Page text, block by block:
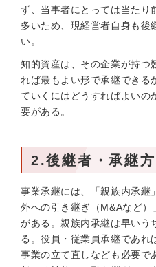
ず、当事者にとっては当たり
多いため、現経営者自身も後
い。
知的資産は、その企業が持つ
れば最もよい形で承継できる
ていくにはどうすればよいの
要がある。
2.後継者・承継
事業承継には、「親族内承継
外への引き継ぎ（M&Aなど
がある。親族内承継は早いう
る。役員・従業員承継であれ
事業の立て直しなども必要で